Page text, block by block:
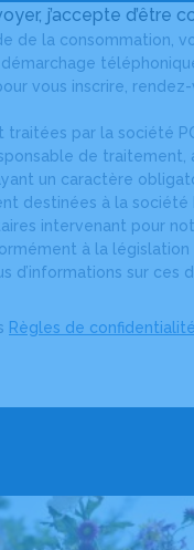
j’accepte d’être
de la consommation,
vous inscrire,
par la société
de
un caractère
à la société
intervenant pour
à la
d’informations sur
Règles de confidentialité